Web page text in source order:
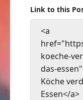
Link to this
<a
koeche-
das-
Köche
Essen</a>